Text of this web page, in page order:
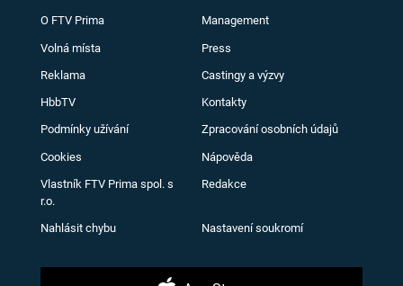
O FTV Prima Management
Volná místa Press
Reklama Castingy a výzvy
HbbTV Kontakty
Podmínky užívání Zpracování osobních údajů
Cookies Nápověda
Vlastník FTV Prima spol. s
r.o.
Redakce
Nahlásit chybu Nastavení soukromí